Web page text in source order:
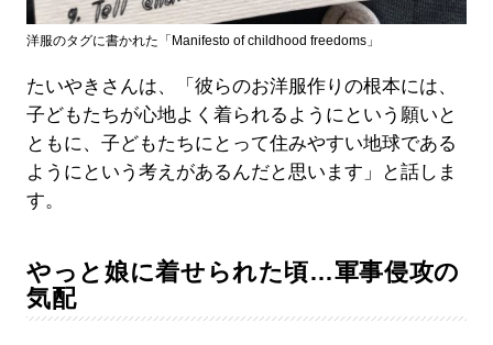
洋服のタグに書かれた「Manifesto of childhood freedoms」
たいやきさんは、「彼らのお洋服作りの根本には、
子どもたちが心地よく着られるようにという願いと
ともに、子どもたちにとって住みやすい地球である
ようにという考えがあるんだと思います」と話しま
す。
やっと娘に着せられた頃…軍事侵攻の
気配